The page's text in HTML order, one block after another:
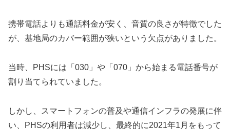
携帯電話よりも通話料金が安く、音質の良さが特徴でした
が、基地局のカバー範囲が狭いという欠点がありました。
当時、PHSには「030」や「070」から始まる電話番号が
割り当てられていました。
しかし、スマートフォンの普及や通信インフラの発展に伴
い、PHSの利用者は減少し、最終的に2021年1月をもって